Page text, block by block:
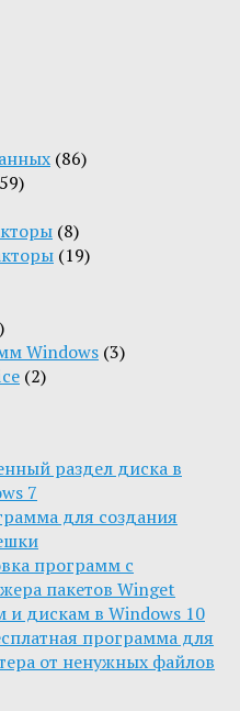
(86)
(8)
(19)
Windows (3)
(2)
раздел диска в
7
для создания
программ с
пакетов Winget
дискам в Windows 10
программа для
от ненужных файлов